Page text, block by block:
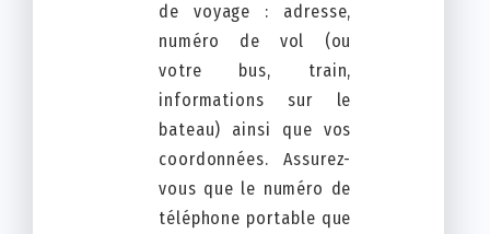
de voyage : adresse,
numéro de vol (ou
votre bus, train,
informations sur le
bateau) ainsi que vos
coordonnées. Assurez-
vous que le numéro de
téléphone portable que